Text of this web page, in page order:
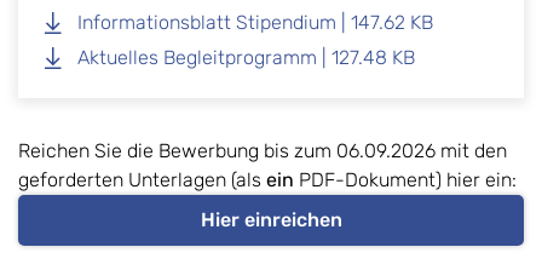
Informationsblatt Stipendium | 147.62 KB
Aktuelles Begleitprogramm | 127.48 KB
Reichen Sie die Bewerbung bis zum 06.09.2026 mit den
geforderten Unterlagen (als ein PDF-Dokument) hier ein:
Hier einreichen